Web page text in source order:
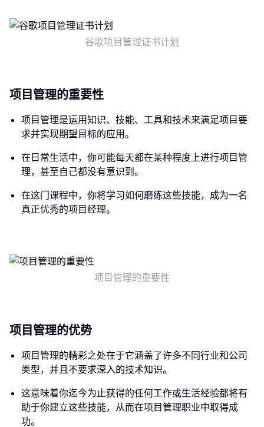
谷歌项目管理证书计划
项目管理的重要性
项目管理是运用知识、技能、工具和技术来满足项目要
求并实现期望目标的应用。
在日常生活中，你可能每天都在某种程度上进行项目管
理，甚至自己都没有意识到。
在这门课程中，你将学习如何磨练这些技能，成为一名
真正优秀的项目经理。
项目管理的重要性
项目管理的优势
项目管理的精彩之处在于它涵盖了许多不同行业和公司
类型，并且不要求深入的技术知识。
这意味着你迄今为止获得的任何工作或生活经验都将有
助于你建立这些技能，从而在项目管理职业中取得成
功。